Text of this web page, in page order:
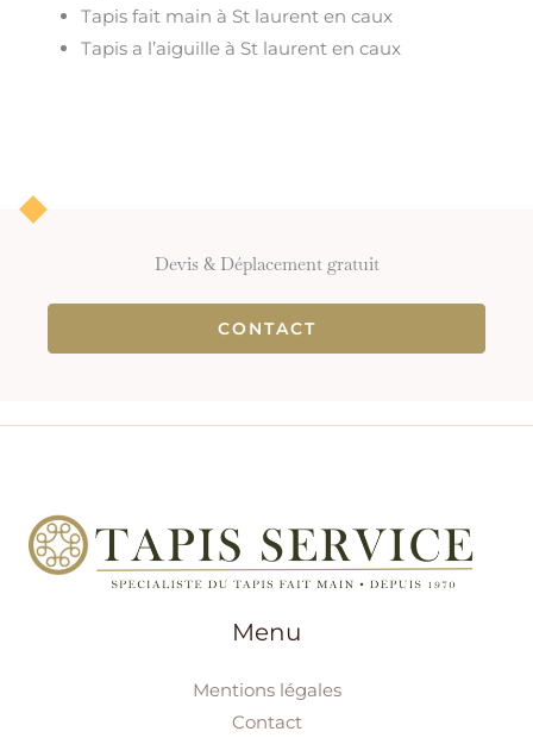
Tapis fait main à St laurent en caux
Tapis a l’aiguille à St laurent en caux
Devis & Déplacement gratuit
CONTACT
Menu
Mentions légales
Contact